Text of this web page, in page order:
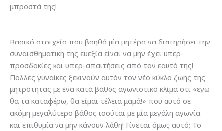
μπροστά της!
Βασικό στοιχείο που βοηθά μία μητέρα να διατηρήσει την
συναισθηματική της ευεξία είναι να μην έχει υπερ-
προσδοκίες και υπερ-απαιτήσεις από τον εαυτό της!
Πολλές γυναίκες ξεκινούν αυτόν τον νέο κύκλο ζωής της
μητρότητας με ένα κατά βάθος αγωνιστικό κλίμα ότι «εγώ
θα τα καταφέρω, θα είμαι τέλεια μαμά!» που αυτό σε
ακόμη μεγαλύτερο βάθος ισούται με μία μεγάλη αγωνία
και επιθυμία να μην κάνουν λάθη! Γίνεται όμως αυτό; Το